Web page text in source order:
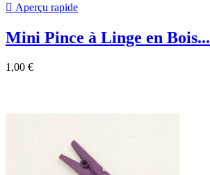
 Aperçu rapide
Mini Pince à Linge en Bois...
1,00 €